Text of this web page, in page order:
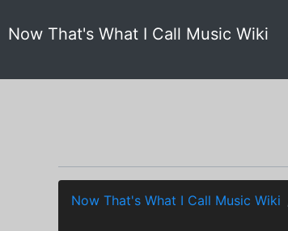
Now That's What I Call Music Wiki
Now That's What I Call Music Wiki